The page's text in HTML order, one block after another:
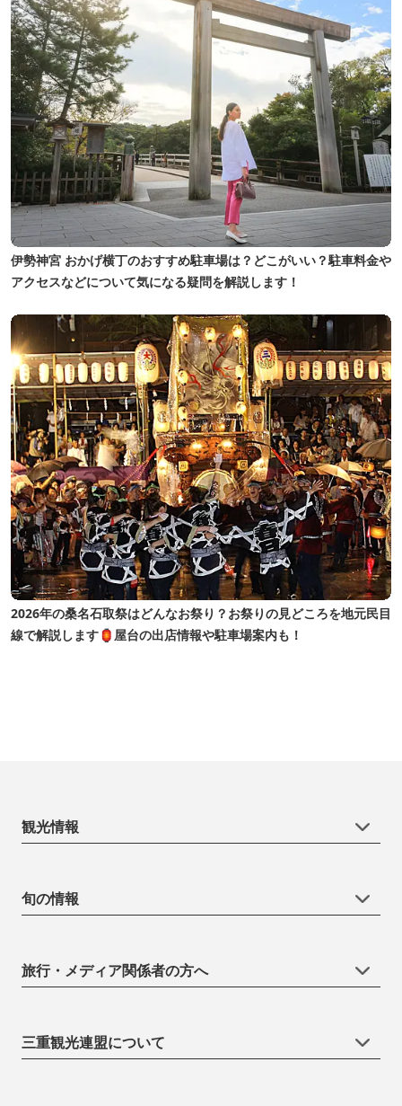
伊勢神宮 おかげ横丁のおすすめ駐車場は？どこがいい？駐車料金や
アクセスなどについて気になる疑問を解説します！
2026年の桑名石取祭はどんなお祭り？お祭りの見どころを地元民目
線で解説します🏮屋台の出店情報や駐車場案内も！
観光情報
旬の情報
旅行・メディア関係者の方へ
三重観光連盟について